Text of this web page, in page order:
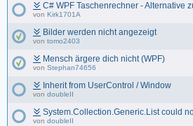
C# WPF Taschenrechner - Alternative
von Kirk1701A
Bilder werden nicht angezeigt
von tomo2403
Mensch ärgere dich nicht (WPF)
von Stephan74656
Inherit from UserControl / Window
von doubleII
System.Collection.Generic.List could
von doubleII